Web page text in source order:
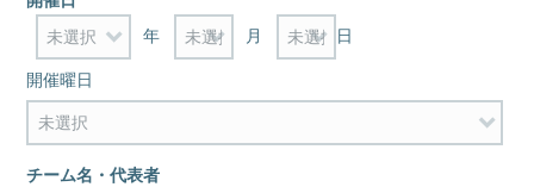
年
月 日
開催曜日
チーム名・代表者